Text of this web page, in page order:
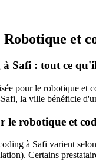
Robotique et
à Safi : tout ce
pour le robotique et
la ville bénéficie
le robotique et
à Safi varient
Certains